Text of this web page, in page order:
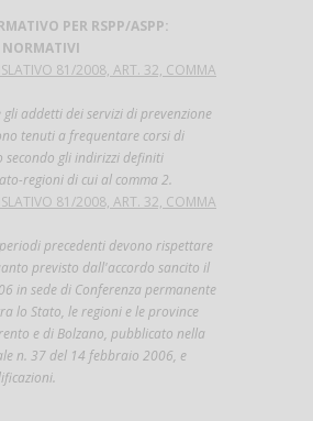
PER RSPP/ASPP:
81/2008, ART. 32, COMMA
gli addetti dei servizi di prevenzione
tenuti a frequentare corsi di
secondo gli indirizzi definiti
regioni di cui al comma 2.
81/2008, ART. 32, COMMA
precedenti devono rispettare
previsto dall'accordo sancito il
in sede di Conferenza permanente
lo Stato, le regioni e le province
e di Bolzano, pubblicato nella
n. 37 del 14 febbraio 2006, e